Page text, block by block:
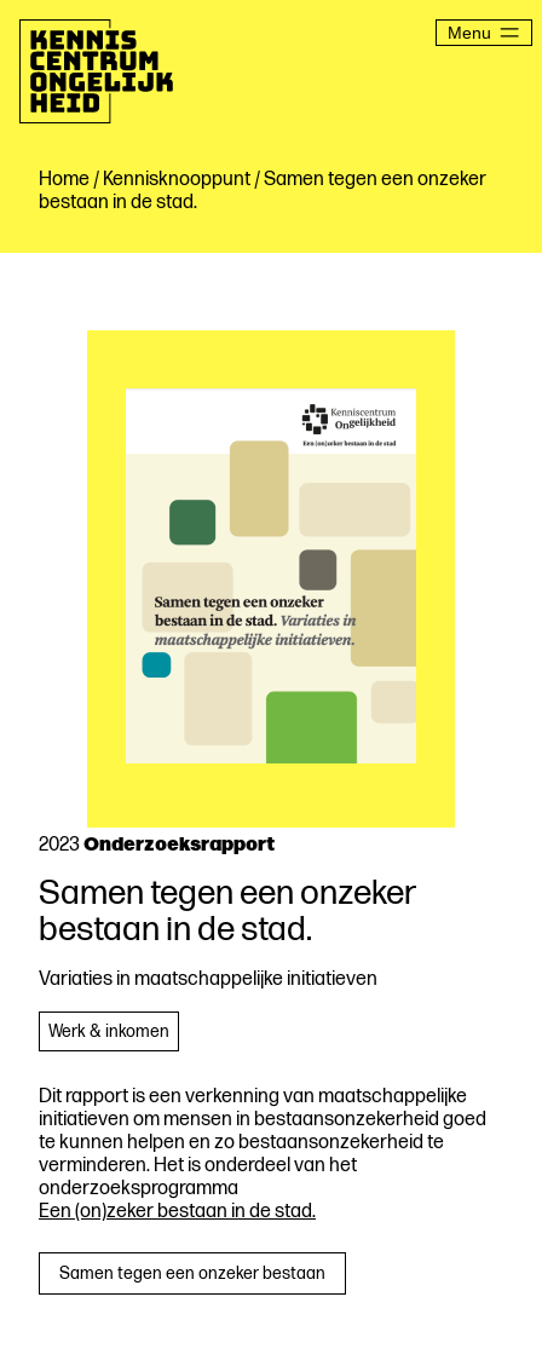
naar
inhoud
Menu
Home / Kennisknooppunt / Samen tegen een onzeker
bestaan in de stad.
Download
de
publicatie
2023Onderzoeksrapport
Samen tegen een onzeker
bestaan in de stad.
Variaties in maatschappelijke initiatieven
Werk & inkomen
Dit rapport is een verkenning van maatschappelijke
initiatieven om mensen in bestaansonzekerheid goed
te kunnen helpen en zo bestaansonzekerheid te
verminderen. Het is onderdeel van het
onderzoeksprogramma
Een (on)zeker bestaan in de stad.
Samen tegen een onzeker bestaan